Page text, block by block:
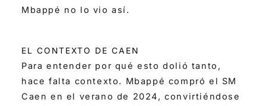
Mbappé no lo vio así.
EL CONTEXTO DE CAEN
Para entender por qué esto dolió tanto,
hace falta contexto. Mbappé compró el SM
Caen en el verano de 2024, convirtiéndose